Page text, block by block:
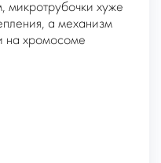
микротрубочки хуже
а механизм
на хромосоме